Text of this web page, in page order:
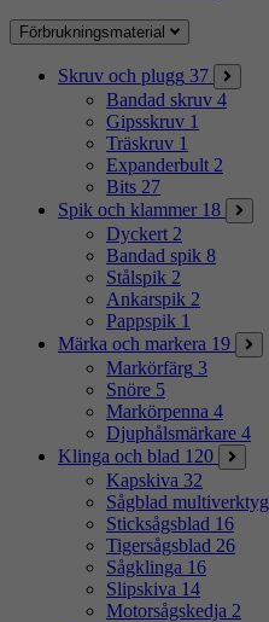
Förbrukningsmaterial
Skruv och plugg 37
Bandad skruv 4
Gipsskruv 1
Träskruv 1
Expanderbult 2
Bits 27
Spik och klammer 18
Dyckert 2
Bandad spik 8
Stålspik 2
Ankarspik 2
Pappspik 1
Märka och markera 19
Markörfärg 3
Snöre 5
Markörpenna 4
Djuphålsmärkare 4
Klinga och blad 120
Kapskiva 32
Sågblad multiverktyg
Sticksågsblad 16
Tigersågsblad 26
Sågklinga 16
Slipskiva 14
Motorsågskedja 2